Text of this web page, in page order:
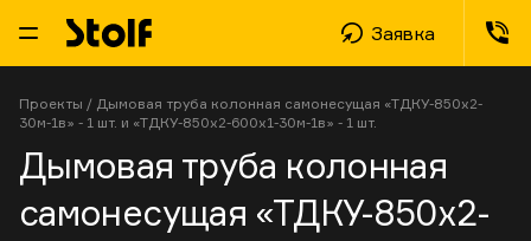
Заявка
Проекты / Дымовая труба колонная самонесущая «ТДКУ-850х2-
30м-1в» - 1 шт. и «ТДКУ-850х2-600х1-30м-1в» - 1 шт.
Дымовая труба колонная
самонесущая «ТДКУ-850х2-